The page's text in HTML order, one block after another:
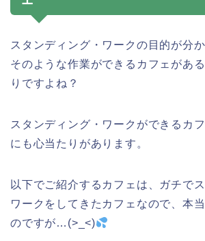
スタンディング・ワークの目的が分
そのような作業ができるカフェがあ
りですよね？
スタンディング・ワークができるカ
にも心当たりがあります。
以下でご紹介するカフェは、ガチで
ワークをしてきたカフェなので、本
のですが…(>_<)